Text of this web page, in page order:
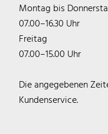
Montag bis
07.00–16.30 Uhr
Freitag
07.00–15.00 Uhr
Die angegebenen
Kundenservice.